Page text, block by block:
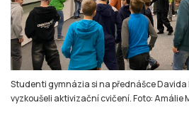
Studenti gymnázia si na přednášce Davida
vyzkoušeli aktivizační cvičení. Foto: Amálie